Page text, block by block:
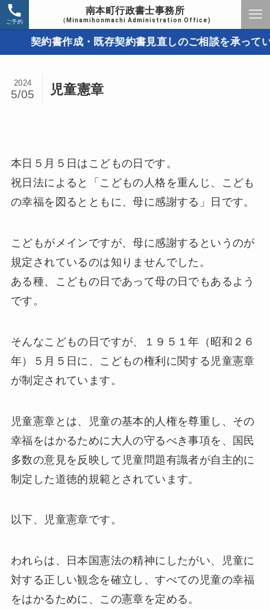
南本町行政書士事務所
（Minamihonmachi Administration Office)
ご予約
契約書作成・既存契約書見直しのご相談を承っていま
児童憲章
2024
5/05
本日５月５日はこどもの日です。
祝日法によると「こどもの人格を重んじ、こども
の幸福を図るとともに、母に感謝する」日です。
こどもがメインですが、母に感謝するというのが
規定されているのは知りませんでした。
ある種、こどもの日であって母の日でもあるよう
です。
そんなこどもの日ですが、１９５１年（昭和２６
年）５月５日に、こどもの権利に関する児童憲章
が制定されています。
児童憲章とは、児童の基本的人権を尊重し、その
幸福をはかるために大人の守るべき事項を、国民
多数の意見を反映して児童問題有識者が自主的に
制定した道徳的規範とされています。
以下、児童憲章です。
われらは、日本国憲法の精神にしたがい、児童に
対する正しい観念を確立し、すべての児童の幸福
をはかるために、この憲章を定める。